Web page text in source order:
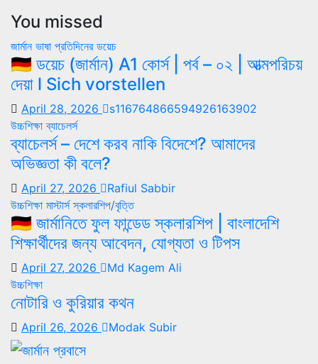
You missed
জার্মান ভাষা প্রতিদিনের ডয়েচ
🇩🇪 ডয়েচ (জার্মান) A1 কোর্স | পর্ব – ০২ | আত্মপরিচয়
দেয়া l Sich vorstellen
April 28, 2026
s116764866594926163902
উচ্চশিক্ষাব্যাচেলর্স
ব্যাচেলর্স – দেশে করব নাকি বিদেশে? আমাদের
অভিজ্ঞতা কী বলে?
April 27, 2026
Rafiul Sabbir
উচ্চশিক্ষা মাস্টার্সস্কলারশিপ/বৃত্তি
🇩🇪 জার্মানিতে ফুল ফান্ডেড স্কলারশিপ | বাংলাদেশি
শিক্ষার্থীদের জন্য আবেদন, যোগ্যতা ও টিপস
April 27, 2026
Md Kagem Ali
উচ্চশিক্ষা
নোটারি ও কুরিয়ার কথন
April 26, 2026 Modak Subir